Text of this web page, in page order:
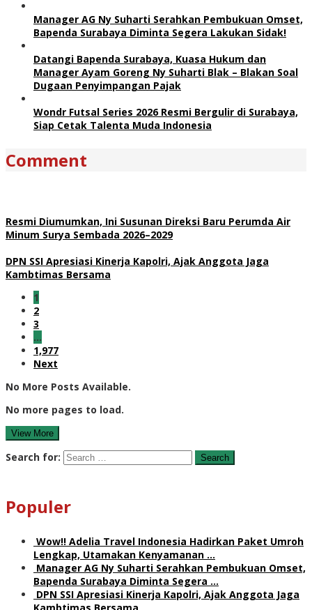
Manager AG Ny Suharti Serahkan Pembukuan Omset,
Bapenda Surabaya Diminta Segera Lakukan Sidak!
Datangi Bapenda Surabaya, Kuasa Hukum dan
Manager Ayam Goreng Ny Suharti Blak – Blakan Soal
Dugaan Penyimpangan Pajak
Wondr Futsal Series 2026 Resmi Bergulir di Surabaya,
Siap Cetak Talenta Muda Indonesia
Comment
Resmi Diumumkan, Ini Susunan Direksi Baru Perumda Air
Minum Surya Sembada 2026–2029
DPN SSI Apresiasi Kinerja Kapolri, Ajak Anggota Jaga
Kambtimas Bersama
1
2
3
…
1,977
Next
No More Posts Available.
No more pages to load.
View More
Search for:
Populer
Wow!! Adelia Travel Indonesia Hadirkan Paket Umroh
Lengkap, Utamakan Kenyamanan …
Manager AG Ny Suharti Serahkan Pembukuan Omset,
Bapenda Surabaya Diminta Segera …
DPN SSI Apresiasi Kinerja Kapolri, Ajak Anggota Jaga